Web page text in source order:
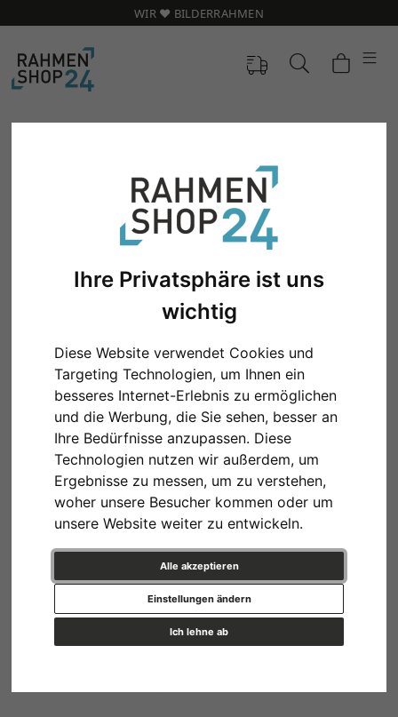
Ihre Privatsphäre ist uns
wichtig
Diese Website verwendet Cookies und
Targeting Technologien, um Ihnen ein
besseres Internet-Erlebnis zu ermöglichen
und die Werbung, die Sie sehen, besser an
Ihre Bedürfnisse anzupassen. Diese
Technologien nutzen wir außerdem, um
Ergebnisse zu messen, um zu verstehen,
woher unsere Besucher kommen oder um
unsere Website weiter zu entwickeln.
Alle akzeptieren
Ich lehne ab
Einstellungen ändern
WIR ❤️ BILDERRAHMEN